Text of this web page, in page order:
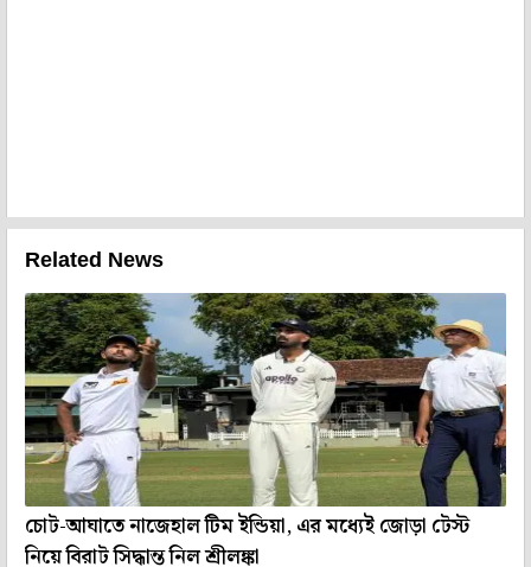
Related News
চোট-আঘাতে নাজেহাল টিম ইন্ডিয়া, এর মধ্যেই জোড়া টেস্ট
নিয়ে বিরাট সিদ্ধান্ত নিল শ্রীলঙ্কা